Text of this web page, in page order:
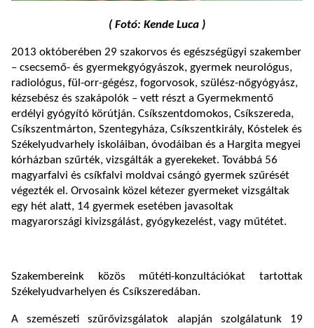
( Fotó: Kende Luca )
2013 októberében 29 szakorvos és egészségügyi szakember
– csecsemő- és gyermekgyógyászok, gyermek neurológus,
radiológus, fül-orr-gégész, fogorvosok, szülész-nőgyógyász,
kézsebész és szakápolók – vett részt a Gyermekmentő
erdélyi gyógyító körútján. Csíkszentdomokos, Csíkszereda,
Csíkszentmárton, Szentegyháza, Csíkszentkirály, Kóstelek és
Székelyudvarhely iskoláiban, óvodáiban és a Hargita megyei
kórházban szűrték, vizsgálták a gyerekeket. Továbbá 56
magyarfalvi és csíkfalvi moldvai csángó gyermek szűrését
végezték el. Orvosaink közel kétezer gyermeket vizsgáltak
egy hét alatt, 14 gyermek esetében javasoltak
magyarországi kivizsgálást, gyógykezelést, vagy műtétet.
Szakembereink közös műtéti-konzultációkat tartottak
Székelyudvarhelyen és Csíkszeredában.
A szemészeti szűrővizsgálatok alapján szolgálatunk 19